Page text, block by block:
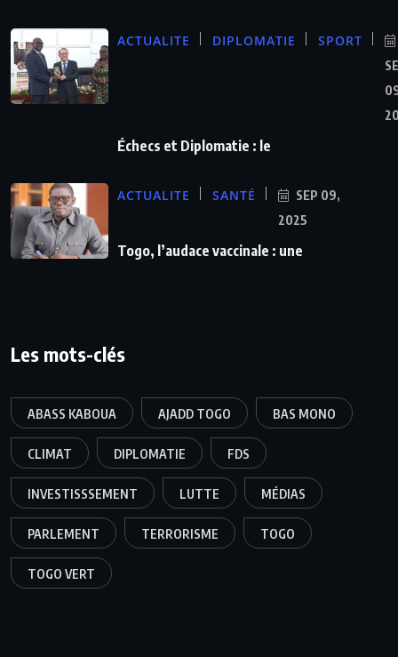
ACTUALITE DIPLOMATIE SPORT
Échecs et Diplomatie : le
ACTUALITE SANTÉ
SEP 09,
2025
Togo, l’audace vaccinale : une
Les mots-clés
ABASS KABOUA AJADD TOGO BAS MONO
CLIMAT DIPLOMATIE FDS
INVESTISSSEMENT LUTTE MÉDIAS
PARLEMENT TERRORISME TOGO
TOGO VERT